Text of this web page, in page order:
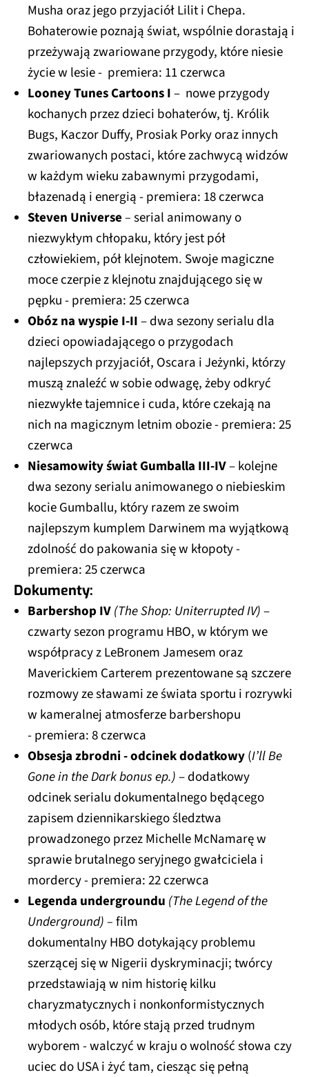
Musha oraz jego przyjaciół Lilit i Chepa.
Bohaterowie poznają świat, wspólnie dorastają i
przeżywają zwariowane przygody, które niesie
życie w lesie - premiera: 11 czerwca
Looney Tunes Cartoons I– nowe przygody
kochanych przez dzieci bohaterów, tj. Królik
Bugs, Kaczor Duffy, Prosiak Porky oraz innych
zwariowanych postaci, które zachwycą widzów
w każdym wieku zabawnymi przygodami,
błazenadą i energią - premiera: 18 czerwca
Steven Universe–serial animowany o
niezwykłym chłopaku, który jest pół
człowiekiem, pół klejnotem. Swoje magiczne
moce czerpie z klejnotu znajdującego się w
pępku - premiera: 25 czerwca
Obóz na wyspie I-II– dwa sezony serialu dla
dzieci opowiadającego o przygodach
najlepszych przyjaciół, Oscara i Jeżynki, którzy
muszą znaleźć w sobie odwagę, żeby odkryć
niezwykłe tajemnice i cuda, które czekają na
nich na magicznym letnim obozie - premiera: 25
czerwca
Niesamowity świat Gumballa III-IV– kolejne
dwa sezony serialu animowanego o niebieskim
kocie Gumballu, który razem ze swoim
najlepszym kumplem Darwinem ma wyjątkową
zdolność do pakowania się w kłopoty -
premiera: 25 czerwca
Dokumenty:
Barbershop IV(The Shop: Uniterrupted IV)–
czwarty sezon programu HBO, w którym we
współpracy z LeBronem Jamesem oraz
Maverickiem Carterem prezentowane są szczere
rozmowy ze sławami ze świata sportu i rozrywki
w kameralnej atmosferze barbershopu
- premiera: 8 czerwca
Obsesja zbrodni - odcinek dodatkowy(I’ll Be
Gone in the Dark bonus ep.)– dodatkowy
odcinek serialu dokumentalnego będącego
zapisem dziennikarskiego śledztwa
prowadzonego przez Michelle McNamarę w
sprawie brutalnego seryjnego gwałciciela i
mordercy - premiera: 22 czerwca
Legenda undergroundu (The Legend of the
Underground) –film
dokumentalny HBO dotykający problemu
szerzącej się w Nigerii dyskryminacji; twórcy
przedstawiają w nim historię kilku
charyzmatycznych i nonkonformistycznych
młodych osób, które stają przed trudnym
wyborem - walczyć w kraju o wolność słowa czy
uciec do USA i żyć tam, ciesząc się pełną